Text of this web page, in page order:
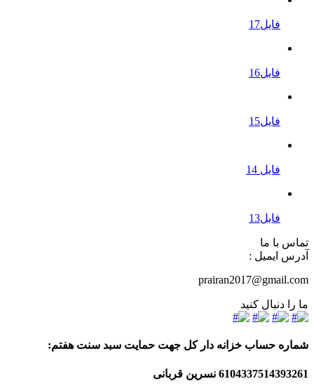
فایل17
فایل16
فایل15
فایل 14
فایل13
تماس با ما
آدرس ایمیل :
prairan2017@gmail.com
ما را دنبال کنید
شماره حساب خزانه دار کل جهت حمایت سبد سنت هفتم:
6104337514393261 نسرین قربانی